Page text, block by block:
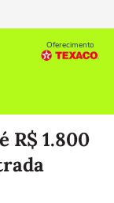
Oferecimento
R$ 1.800